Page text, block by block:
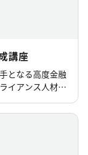
講座
となる高度金融
イアンス人材を